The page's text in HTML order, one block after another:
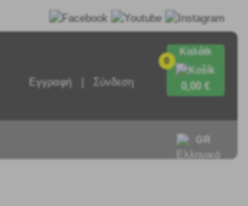
Εγγραφή Σύνδεση
0
Καλάθι
0,00 €
GR